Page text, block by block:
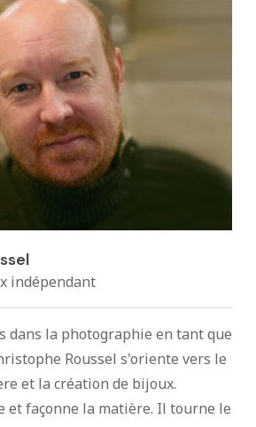
indépendant
dans la photographie en tant que
Roussel s'oriente vers le
et la création de bijoux.
et façonne la matière. Il tourne le